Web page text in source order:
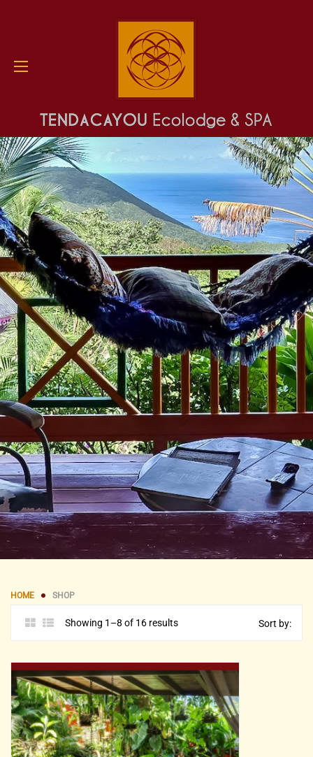
HOME SHOP
Showing 1–8 of 16 results Sort by: